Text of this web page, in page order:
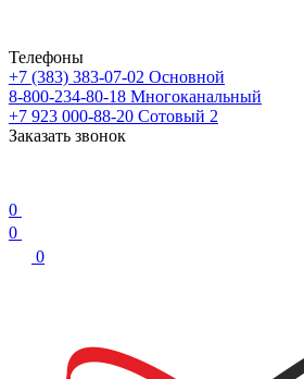
Телефоны
+7 (383) 383-07-02 Основной
8-800-234-80-18 Многоканальный
+7 923 000-88-20 Сотовый 2
Заказать звонок
0
0
0